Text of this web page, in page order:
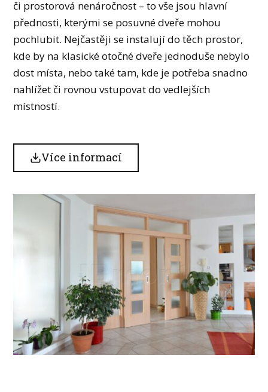
či prostorová nenáročnost – to vše jsou hlavní
přednosti, kterými se posuvné dveře mohou
pochlubit. Nejčastěji se instalují do těch prostor,
kde by na klasické otočné dveře jednoduše nebylo
dost místa, nebo také tam, kde je potřeba snadno
nahlížet či rovnou vstupovat do vedlejších
místností.
Více informací